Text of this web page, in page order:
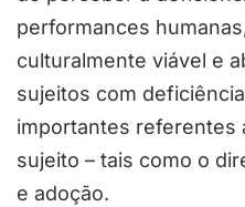
performances
culturalmente viável e
sujeitos com
importantes referentes
sujeito – tais como o
e adoção.